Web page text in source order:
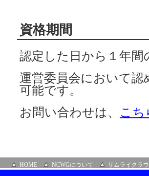
資格期間
認定した日から１年
運営委員会において認
可能です。
お問い合わせは、
こち
HOME NCWGについて サムライクラ